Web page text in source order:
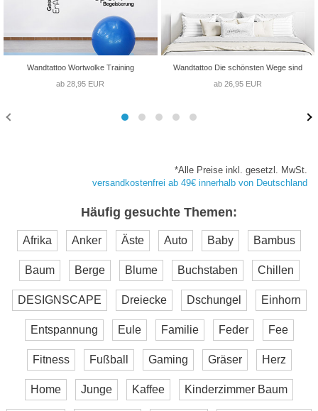
Wandtattoo Wortwolke Training
ab 28,95 EUR
Wandtattoo Die schönsten Wege sind
ab 26,95 EUR
*Alle Preise inkl. gesetzl. MwSt.
versandkostenfrei ab 49€ innerhalb von Deutschland
Häufig gesuchte Themen:
Afrika Anker Äste Auto Baby Bambus
Baum Berge Blume Buchstaben Chillen
DESIGNSCAPE Dreiecke Dschungel Einhorn
Entspannung Eule Familie Feder Fee
Fitness Fußball Gaming Gräser Herz
Home Junge Kaffee Kinderzimmer Baum